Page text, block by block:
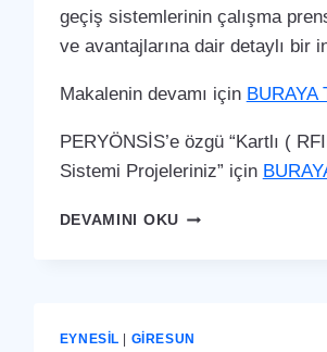
geçiş sistemlerinin çalışma
ve avantajlarına dair detaylı bir
Makalenin devamı için BURAYA
PERYÖNSİS’e özgü “Kartlı (
Sistemi Projeleriniz” için
DEVAMINI OKUEYNESIL
EYNESIL GIRESUN